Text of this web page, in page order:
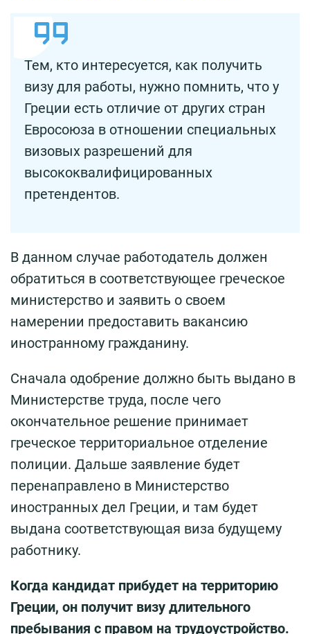
Тем, кто интересуется, как получить
визу для работы, нужно помнить, что у
Греции есть отличие от других стран
Евросоюза в отношении специальных
визовых разрешений для
высококвалифицированных
претендентов.
В данном случае работодатель должен
обратиться в соответствующее греческое
министерство и заявить о своем
намерении предоставить вакансию
иностранному гражданину.
Сначала одобрение должно быть выдано в
Министерстве труда, после чего
окончательное решение принимает
греческое территориальное отделение
полиции. Дальше заявление будет
перенаправлено в Министерство
иностранных дел Греции, и там будет
выдана соответствующая виза будущему
работнику.
Когда кандидат прибудет на территорию
Греции, он получит визу длительного
пребывания с правом на трудоустройство.